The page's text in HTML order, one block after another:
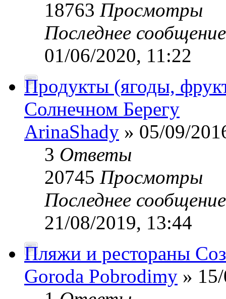
18763 Просмотры
Последнее
01/06/2020, 11:22
Продукты (ягоды,
Солнечном Берегу
ArinaShady » 05/09/
3 Ответы
20745 Просмотры
Последнее
21/08/2019, 13:44
Пляжи и рестораны
Goroda Pobrodimy »